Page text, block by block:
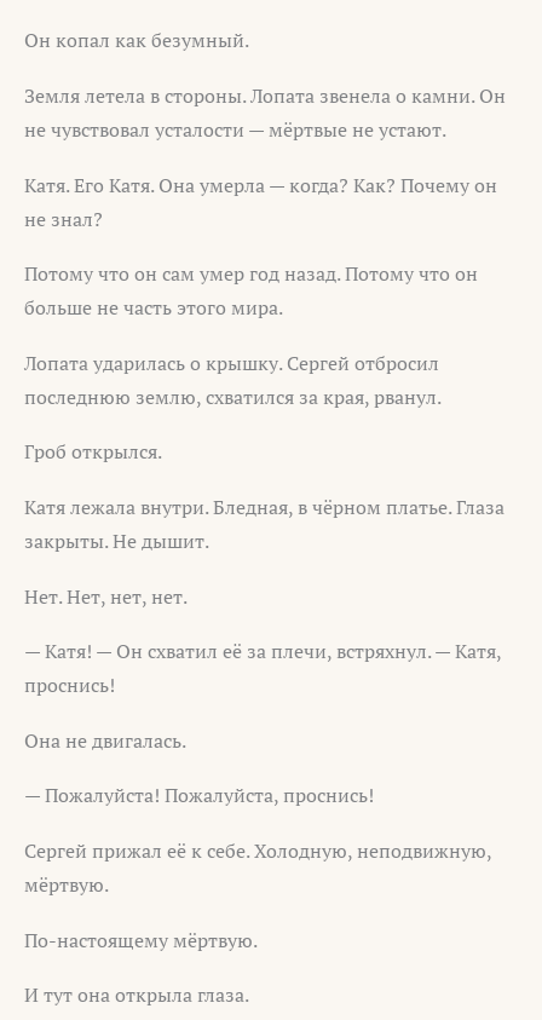
Он копал как безумный.
Земля летела в стороны. Лопата звенела о камни. Он
не чувствовал усталости — мёртвые не устают.
Катя. Его Катя. Она умерла — когда? Как? Почему он
не знал?
Потому что он сам умер год назад. Потому что он
больше не часть этого мира.
Лопата ударилась о крышку. Сергей отбросил
последнюю землю, схватился за края, рванул.
Гроб открылся.
Катя лежала внутри. Бледная, в чёрном платье. Глаза
закрыты. Не дышит.
Нет. Нет, нет, нет.
— Катя! — Он схватил её за плечи, встряхнул. — Катя,
проснись!
Она не двигалась.
— Пожалуйста! Пожалуйста, проснись!
Сергей прижал её к себе. Холодную, неподвижную,
мёртвую.
По-настоящему мёртвую.
И тут она открыла глаза.